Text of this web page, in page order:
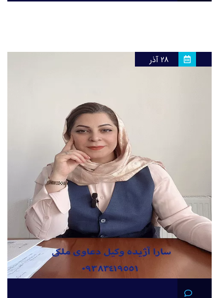
28 آذر